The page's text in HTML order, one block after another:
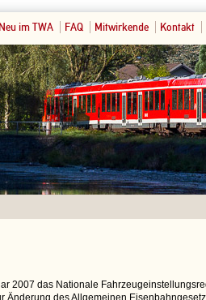
Neu im TWA FAQ Mitwirkende Kontakt
2007 das Nationale
des Allgemeinen